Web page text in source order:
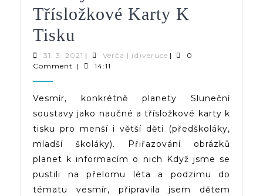
Třísložkové Karty K
Tisku
–
A
Třísložkové
Karty
K
Tisku
31. 3. 2021 31.
3.
| Verča | (d)veruceVerča
|
0
Comment
| 14:11
Vesmír, konkrétně planety Sluneční
soustavy jako naučné a třísložkové karty k
tisku pro menší i větší děti (předškoláky,
mladší školáky). Přiřazování obrázků
planet k informacím o nich Když jsme se
pustili na přelomu léta a podzimu do
tématu vesmír, připravila jsem dětem